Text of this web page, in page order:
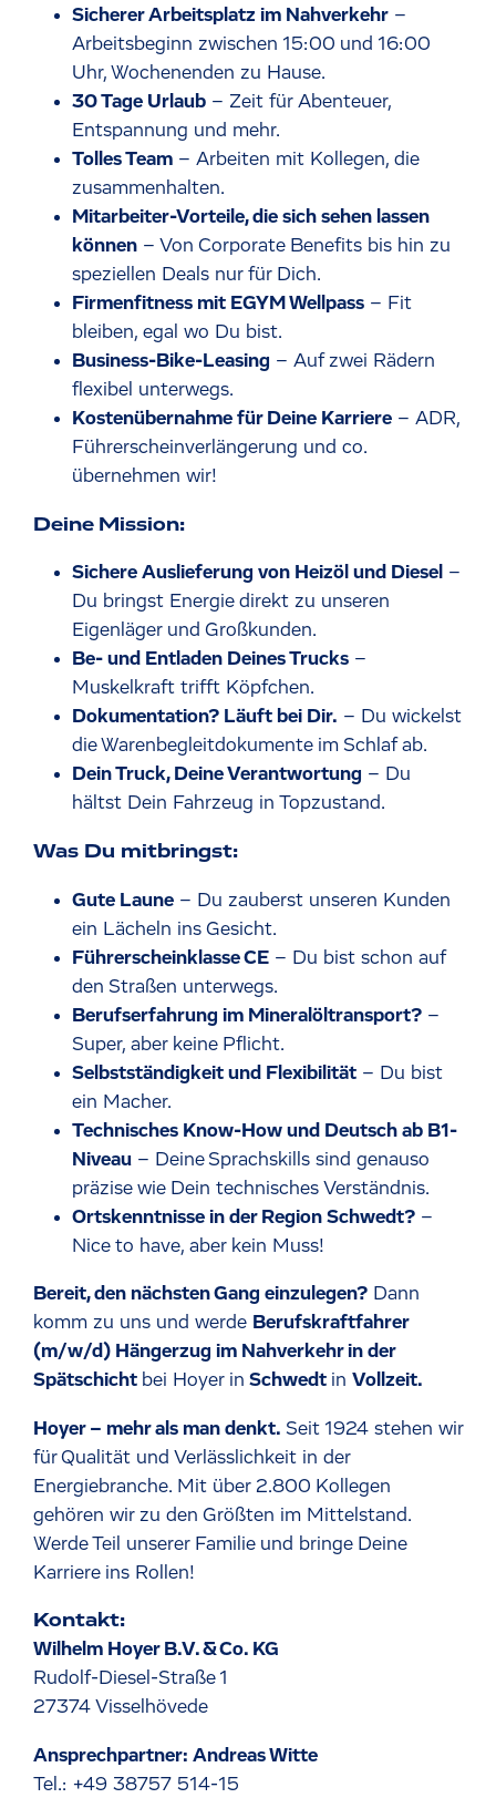
Sicherer Arbeitsplatz im Nahverkehr –
Arbeitsbeginn zwischen 15:00 und 16:00
Uhr, Wochenenden zu Hause.
30 Tage Urlaub – Zeit für Abenteuer,
Entspannung und mehr.
Tolles Team – Arbeiten mit Kollegen, die
zusammenhalten.
Mitarbeiter-Vorteile, die sich sehen lassen
können – Von Corporate Benefits bis hin zu
speziellen Deals nur für Dich.
Firmenfitness mit EGYM Wellpass – Fit
bleiben, egal wo Du bist.
Business-Bike-Leasing – Auf zwei Rädern
flexibel unterwegs.
Kostenübernahme für Deine Karriere – ADR,
Führerscheinverlängerung und co.
übernehmen wir!
Deine Mission:
Sichere Auslieferung von Heizöl und Diesel –
Du bringst Energie direkt zu unseren
Eigenläger und Großkunden.
Be- und Entladen Deines Trucks –
Muskelkraft trifft Köpfchen.
Dokumentation? Läuft bei Dir. – Du wickelst
die Warenbegleitdokumente im Schlaf ab.
Dein Truck, Deine Verantwortung – Du
hältst Dein Fahrzeug in Topzustand.
Was Du mitbringst:
Gute Laune – Du zauberst unseren Kunden
ein Lächeln ins Gesicht.
Führerscheinklasse CE – Du bist schon auf
den Straßen unterwegs.
Berufserfahrung im Mineralöltransport? –
Super, aber keine Pflicht.
Selbstständigkeit und Flexibilität – Du bist
ein Macher.
Technisches Know-How und Deutsch ab B1-
Niveau – Deine Sprachskills sind genauso
präzise wie Dein technisches Verständnis.
Ortskenntnisse in der Region Schwedt? –
Nice to have, aber kein Muss!
Bereit, den nächsten Gang einzulegen? Dann
komm zu uns und werde Berufskraftfahrer
(m/w/d) Hängerzug im Nahverkehr in der
Spätschicht bei Hoyer in Schwedt in Vollzeit.
Hoyer – mehr als man denkt. Seit 1924 stehen wir
für Qualität und Verlässlichkeit in der
Energiebranche. Mit über 2.800 Kollegen
gehören wir zu den Größten im Mittelstand.
Werde Teil unserer Familie und bringe Deine
Karriere ins Rollen!
Kontakt:
Wilhelm Hoyer B.V. & Co. KG
Rudolf-Diesel-Straße 1
27374 Visselhövede
Ansprechpartner: Andreas Witte
Tel.: +49 38757 514-15